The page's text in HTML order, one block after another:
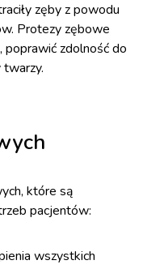
zęby z powodu
Protezy zębowe
zdolność do
które są
pacjentów:
wszystkich